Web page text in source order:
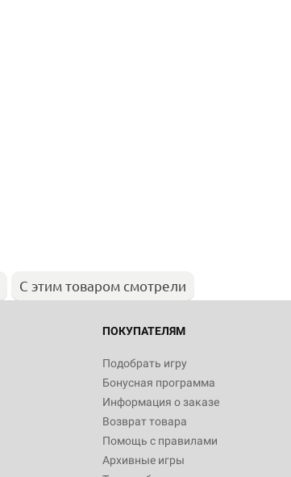
С этим товаром смотрели
ПОКУПАТЕЛЯМ
Подобрать игру
Бонусная программа
Информация о заказе
Возврат товара
Помощь с правилами
Архивные игры